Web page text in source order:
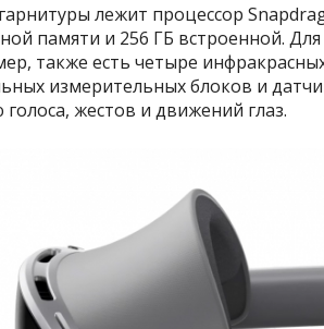
лежит процессор
памяти и 256 ГБ встроенной.
также есть четыре
измерительных блоков и
жестов и движений глаз.